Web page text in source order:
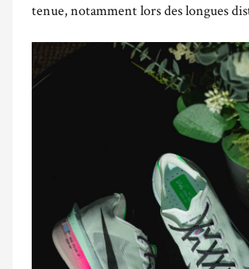
tenue, notamment lors des longues